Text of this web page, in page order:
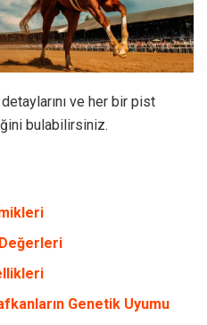
ve her bir pist
bulabilirsiniz.
Genetik Uyumu